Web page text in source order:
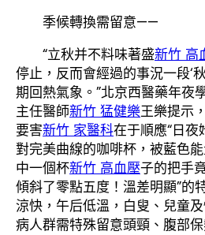
季候轉換需留意——
“立秋并不料味著盛新竹 高
停止，反而會經過的事況一段‘
期回熱氣象。”北京西醫藥年夜
主任醫師新竹 猛健樂王樂提示
要害新竹 家醫科在于順應“日夜
對完美曲線的咖啡杯，被藍色
中一個杯新竹 高血壓子的把手
傾斜了零點五度！溫差明顯”的
涼快，午后低溫，白叟、兒童
病人群需特殊留意頭頸、腹部保